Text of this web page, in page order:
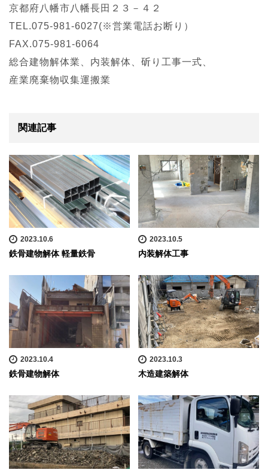
京都府八幡市八幡長田２３－４２
TEL.075-981-6027(※営業電話お断り）
FAX.075-981-6064
総合建物解体業、内装解体、斫り工事一式、
産業廃棄物収集運搬業
関連記事
2023.10.6
鉄骨建物解体 軽量鉄骨
2023.10.5
内装解体工事
2023.10.4
鉄骨建物解体
2023.10.3
木造建築解体